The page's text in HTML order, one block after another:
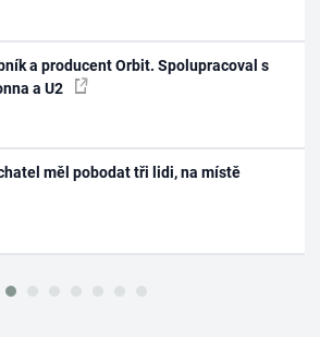
a producent Orbit. Spolupracoval s
a U2
měl pobodat tři lidi, na místě